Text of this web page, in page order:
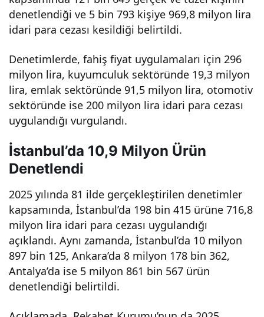
denetlendiği ve 5 bin 793 kişiye 969,8 milyon lira
idari para cezası kesildiği belirtildi.
Denetimlerde, fahiş fiyat uygulamaları için 296
milyon lira, kuyumculuk sektöründe 19,3 milyon
lira, emlak sektöründe 91,5 milyon lira, otomotiv
sektöründe ise 200 milyon lira idari para cezası
uygulandığı vurgulandı.
İstanbul’da 10,9 Milyon Ürün
Denetlendi
2025 yılında 81 ilde gerçekleştirilen denetimler
kapsamında, İstanbul’da 198 bin 415 ürüne 716,8
milyon lira idari para cezası uygulandığı
açıklandı. Aynı zamanda, İstanbul’da 10 milyon
897 bin 125, Ankara’da 8 milyon 178 bin 362,
Antalya’da ise 5 milyon 861 bin 567 ürün
denetlendiği belirtildi.